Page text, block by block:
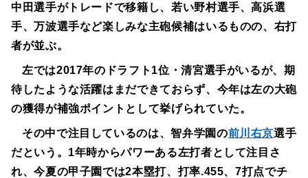
中田選手がトレードで移籍し、若い野村選手、高浜選
手、万波選手など楽しみな主砲候補はいるものの、右打
者が並ぶ。
左では2017年のドラフト1位・清宮選手がいるが、期
待したような活躍はまだできておらず、今年は左の大砲
の獲得が補強ポイントとして挙げられていた。
その中で注目しているのは、智弁学園の前川右京選手
だという。1年時からパワーある左打者として注目さ
れ、今夏の甲子園では2本塁打、打率.455、7打点でチ